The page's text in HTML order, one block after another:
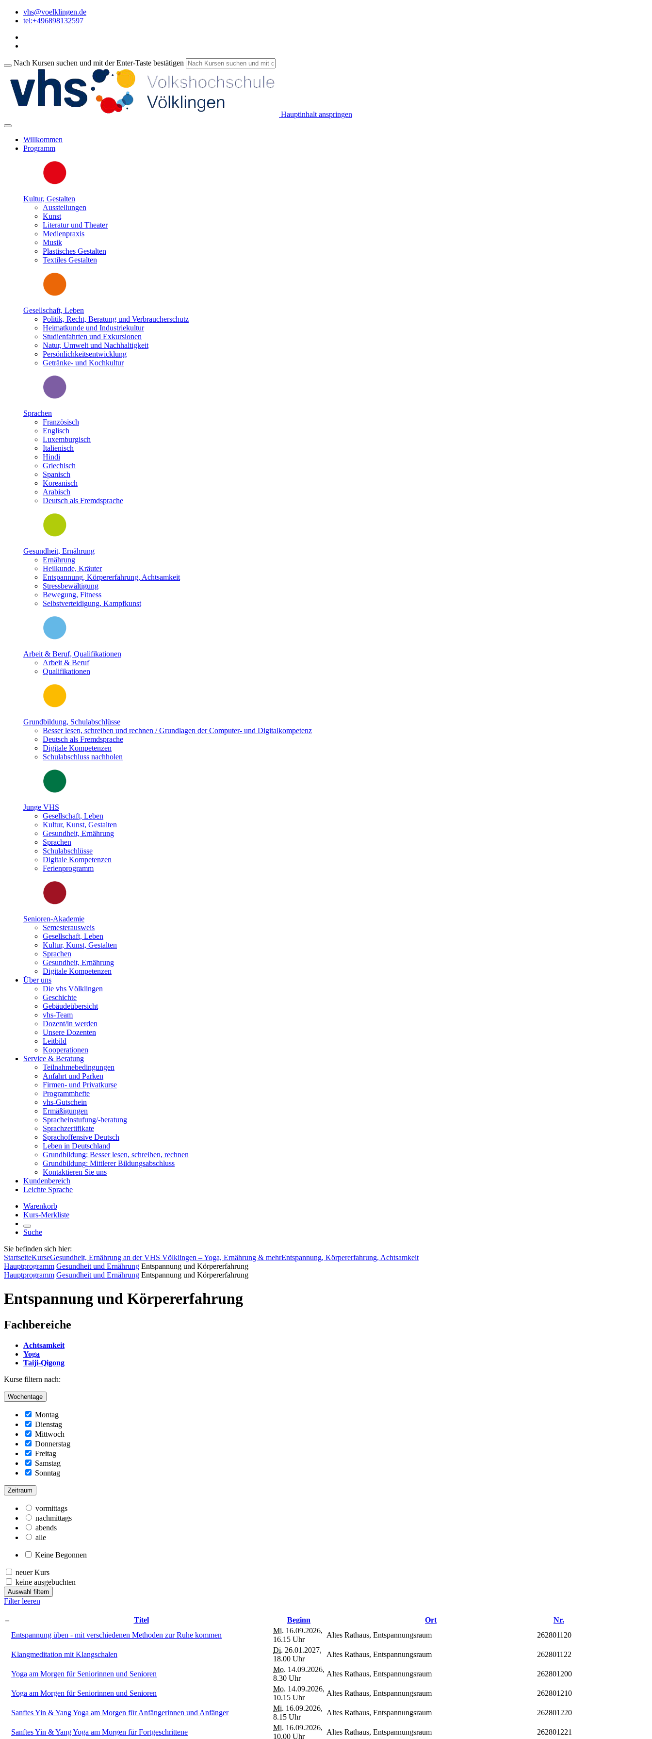
vhs@voelklingen.de
tel:+496898132597
Nach Kursen suchen und mit der Enter-Taste bestätigen
Hauptinhalt anspringen
Willkommen
Programm
Kultur, Gestalten
Ausstellungen
Kunst
Literatur und Theater
Medienpraxis
Musik
Plastisches Gestalten
Textiles Gestalten
Gesellschaft, Leben
Politik, Recht, Beratung und Verbraucherschutz
Heimatkunde und Industriekultur
Studienfahrten und Exkursionen
Natur, Umwelt und Nachhaltigkeit
Persönlichkeitsentwicklung
Getränke- und Kochkultur
Sprachen
Französisch
Englisch
Luxemburgisch
Italienisch
Hindi
Griechisch
Spanisch
Koreanisch
Arabisch
Deutsch als Fremdsprache
Gesundheit, Ernährung
Ernährung
Heilkunde, Kräuter
Entspannung, Körpererfahrung, Achtsamkeit
Stressbewältigung
Bewegung, Fitness
Selbstverteidigung, Kampfkunst
Arbeit & Beruf, Qualifikationen
Arbeit & Beruf
Qualifikationen
Grundbildung, Schulabschlüsse
Besser lesen, schreiben und rechnen / Grundlagen der Computer- und Digitalkompetenz
Deutsch als Fremdsprache
Digitale Kompetenzen
Schulabschluss nachholen
Junge VHS
Gesellschaft, Leben
Kultur, Kunst, Gestalten
Gesundheit, Ernährung
Sprachen
Schulabschlüsse
Digitale Kompetenzen
Ferienprogramm
Senioren-Akademie
Semesterausweis
Gesellschaft, Leben
Kultur, Kunst, Gestalten
Sprachen
Gesundheit, Ernährung
Digitale Kompetenzen
Über uns
Die vhs Völklingen
Geschichte
Gebäudeübersicht
vhs-Team
Dozent/in werden
Unsere Dozenten
Leitbild
Kooperationen
Service & Beratung
Teilnahmebedingungen
Anfahrt und Parken
Firmen- und Privatkurse
Programmhefte
vhs-Gutschein
Ermäßigungen
Spracheinstufung/-beratung
Sprachzertifikate
Sprachoffensive Deutsch
Leben in Deutschland
Grundbildung: Besser lesen, schreiben, rechnen
Grundbildung: Mittlerer Bildungsabschluss
Kontaktieren Sie uns
Kundenbereich
Leichte Sprache
Warenkorb
Kurs-Merkliste
Suche
Sie befinden sich hier:
StartseiteKurseGesundheit, Ernährung an der VHS Völklingen – Yoga, Ernährung & mehrEntspannung, Körpererfahrung, Achtsamkeit
Hauptprogramm Gesundheit und Ernährung Entspannung und Körpererfahrung
Hauptprogramm Gesundheit und Ernährung Entspannung und Körpererfahrung
Entspannung und Körpererfahrung
Fachbereiche
Achtsamkeit
Yoga
Taiji-Qigong
Kurse filtern nach:
Wochentage
Montag
Dienstag
Mittwoch
Donnerstag
Freitag
Samstag
Sonntag
Zeitraum
vormittags
nachmittags
abends
alle
Keine Begonnen
neuer Kurs
keine ausgebuchten
Auswahl filtern
Filter leeren
– Titel Beginn Ort
Nr.
Entspannung üben - mit verschiedenen Methoden zur Ruhe kommen
Mi. 16.09.2026,
16.15 Uhr
Altes Rathaus, Entspannungsraum 262801120
Klangmeditation mit Klangschalen
Di. 26.01.2027,
18.00 Uhr
Altes Rathaus, Entspannungsraum 262801122
Yoga am Morgen für Seniorinnen und Senioren
Mo. 14.09.2026,
8.30 Uhr
Altes Rathaus, Entspannungsraum 262801200
Yoga am Morgen für Seniorinnen und Senioren
Mo. 14.09.2026,
10.15 Uhr
Altes Rathaus, Entspannungsraum 262801210
Sanftes Yin & Yang Yoga am Morgen für Anfängerinnen und Anfänger
Mi. 16.09.2026,
8.15 Uhr
Altes Rathaus, Entspannungsraum 262801220
Sanftes Yin & Yang Yoga am Morgen für Fortgeschrittene
Mi. 16.09.2026,
10.00 Uhr
Altes Rathaus, Entspannungsraum 262801221